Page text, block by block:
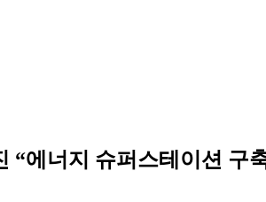
“에너지 슈퍼스테이션 구